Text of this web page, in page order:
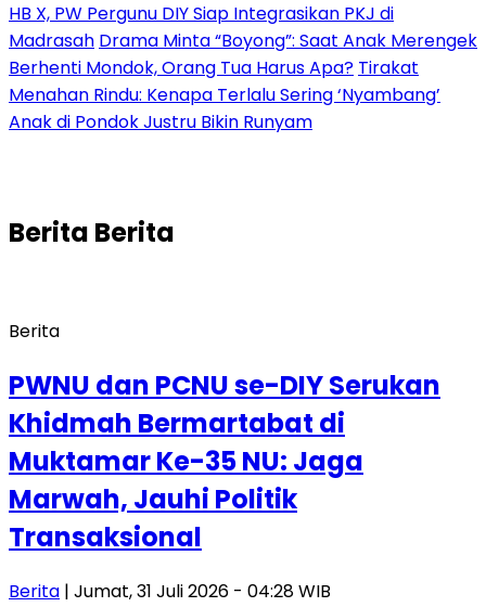
HB X, PW Pergunu DIY Siap Integrasikan PKJ di
Madrasah Drama Minta “Boyong”: Saat Anak Merengek
Berhenti Mondok, Orang Tua Harus Apa? Tirakat
Menahan Rindu: Kenapa Terlalu Sering ‘Nyambang’
Anak di Pondok Justru Bikin Runyam
Berita Berita
Berita
PWNU dan PCNU se-DIY Serukan
Khidmah Bermartabat di
Muktamar Ke-35 NU: Jaga
Marwah, Jauhi Politik
Transaksional
Berita | Jumat, 31 Juli 2026 - 04:28 WIB